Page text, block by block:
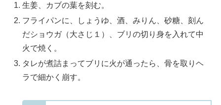
生姜、カブの葉を刻む。
フライパンに、しょうゆ、酒、みりん、砂糖、刻ん
だショウガ（大さじ１）、ブリの切り身を入れて中
火で焼く。
タレが煮詰まってブリに火が通ったら、骨を取りヘ
ラで細かく崩す。